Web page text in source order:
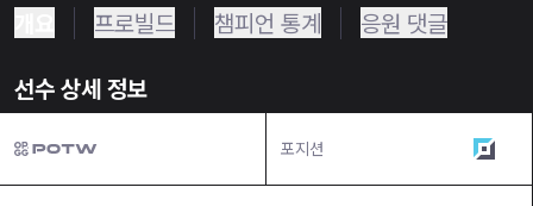
프로빌드 챔피언 통계 응원 댓글
선수 상세 정보
포지션